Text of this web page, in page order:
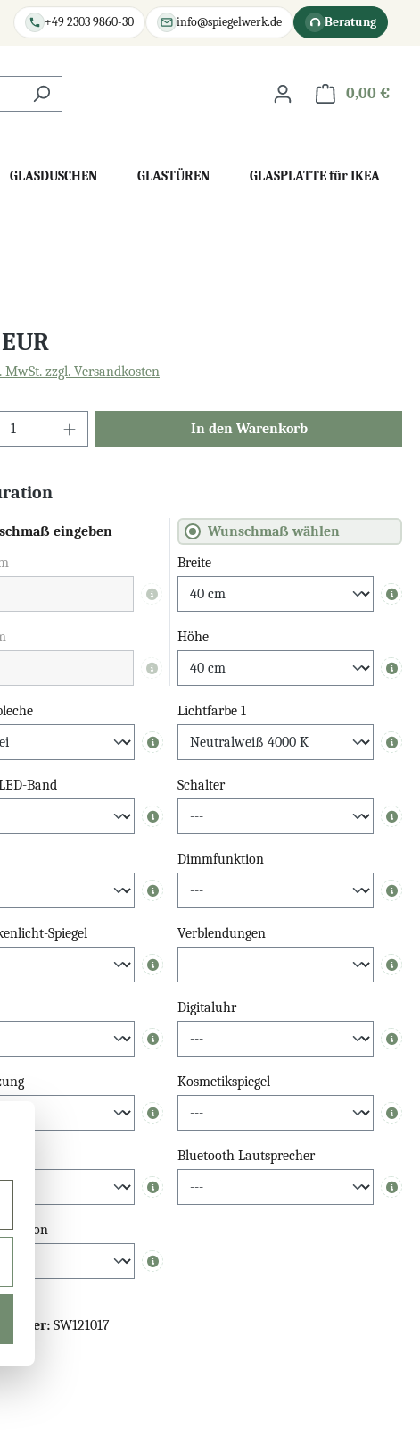
+49 2303 9860-30 info@spiegelwerk.de Beratung
0,00 €
GLASDUSCHEN GLASTÜREN GLASPLATTE für IKEA
MwSt. zzgl. Versandkosten
In den Warenkorb
eingeben
Info
Info
Wunschmaß wählen
Breite
Info
Höhe
Info
Info
Lichtfarbe 1
Info
Band
Info
Schalter
Info
Info
Dimmfunktion
Info
Spiegel
Info
Verblendungen
Info
Info
Digitaluhr
Info
Info
Kosmetikspiegel
Info
Info
Bluetooth Lautsprecher
Info
Info
SW121017